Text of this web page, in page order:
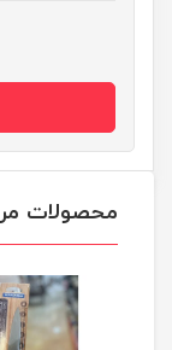
محصولات